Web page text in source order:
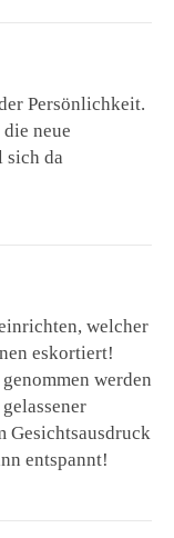
Persönlichkeit.
neue
sich da
welcher
eskortiert!
werden
Gesichtsausdruck
entspannt!